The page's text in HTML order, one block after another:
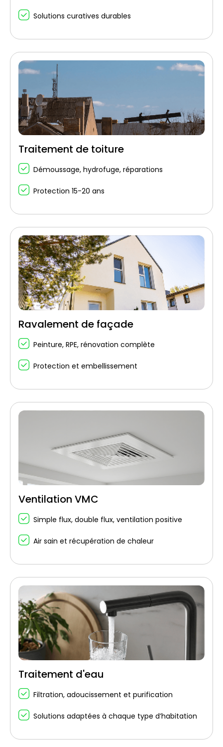
Solutions curatives durables
Traitement de toiture
Démoussage, hydrofuge, réparations
Protection 15-20 ans
Ravalement de façade
Peinture, RPE, rénovation complète
Protection et embellissement
Ventilation VMC
Simple flux, double flux, ventilation positive
Air sain et récupération de chaleur
Traitement d'eau
Filtration, adoucissement et purification
Solutions adaptées à chaque type d’habitation